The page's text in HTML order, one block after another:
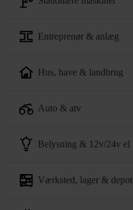
entreprenør & anlæg
hus, have & landbrug
auto & atv
belysning & 12v/24v el
værksted, lager & depot